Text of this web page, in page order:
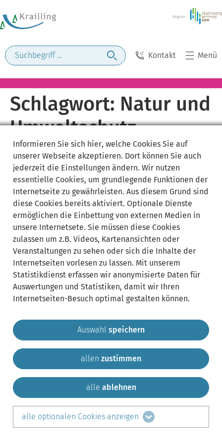
Kontakt Menü
Schlagwort: Natur und
Umweltschutz
Gemeinde Krailling Impressum
Sitemap
Kontakt
teilen auf:
LinkedIn
Informieren Sie sich hier, welche Cookies Sie auf
unserer Webseite akzeptieren. Dort können Sie auch
jederzeit die Einstellungen ändern. Wir nutzen
essentielle Cookies, um grundlegende Funktionen der
Internetseite zu gewährleisten. Aus diesem Grund sind
diese Cookies bereits aktiviert. Optionale Dienste
ermöglichen die Einbettung von externen Medien in
unsere Internetsete. Sie müssen diese Cookies
zulassen um z.B. Videos, Kartenansichten oder
Veranstaltungen zu sehen oder sich die Inhalte der
Internetseiten vorlesen zu lassen. Mit unserem
Statistikdienst erfassen wir anonymisierte Daten für
Auswertungen und Statistiken, damit wir Ihren
Internetseiten-Besuch optimal gestalten können.
Auswahl speichern
allen zustimmen
alle ablehnen
alle optionalen Cookies anzeigen